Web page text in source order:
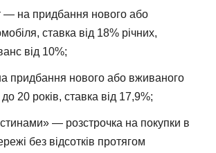
— на придбання нового або
ставка від 18% річних,
від 10%;
придбання нового або вживаного
20 років, ставка від 17,9%;
— розстрочка на покупки в
без відсотків протягом